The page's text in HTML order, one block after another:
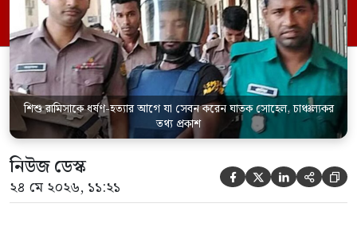
মামলার তদন্ত কর্মকর্তা পল্লবী থানার উপ-
পরিদর্শক অহিদুজ্জামান এ তথ্য নিছিত করেন।
তিনি বলেন, […]
শিশু রামিসাকে ধর্ষণ-হত্যার আগে যা সেবন করেন ঘাতক সোহেল, চাঞ্চল্যকর
তথ্য প্রকাশ
নিউজ ডেস্ক
২৪ মে ২০২৬, ১১:২১     